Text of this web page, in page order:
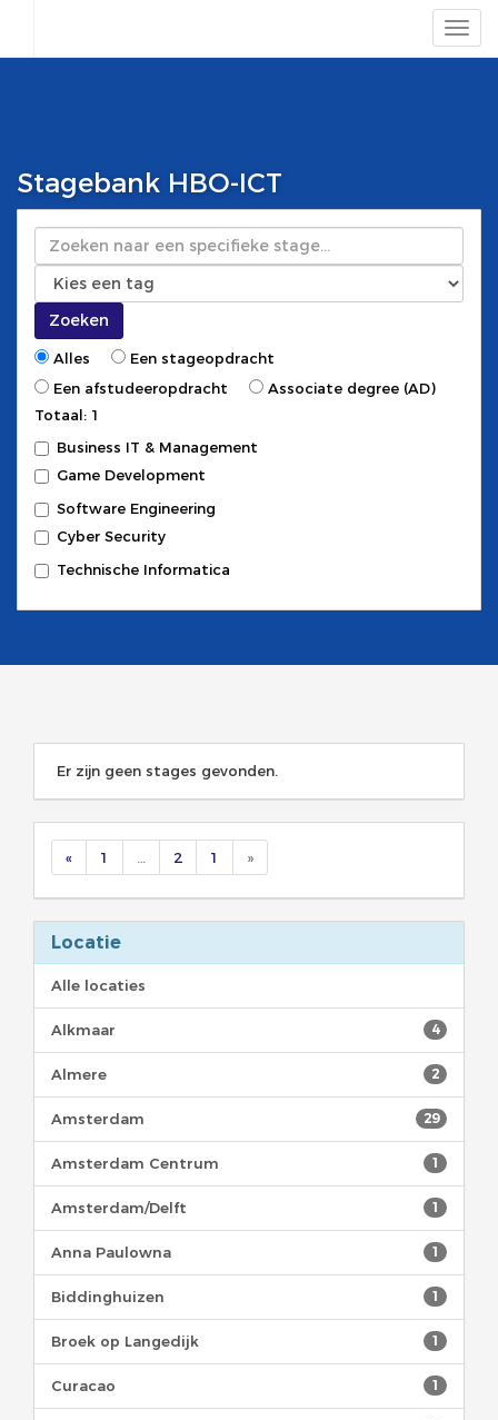
Stagebank HBO-ICT
Zoeken
Zoeken
Alles
Een stageopdracht
Een afstudeeropdracht
Associate degree (AD)
Totaal: 1
Business IT & Management
Game Development
Software Engineering
Cyber Security
Technische Informatica
Er zijn geen stages gevonden.
« 1 2 1 »
Locatie
Alle locaties
4
Alkmaar
2
Almere
29
Amsterdam
1
Amsterdam Centrum
1
Amsterdam/Delft
1
Anna Paulowna
1
Biddinghuizen
1
Broek op Langedijk
1
Curacao